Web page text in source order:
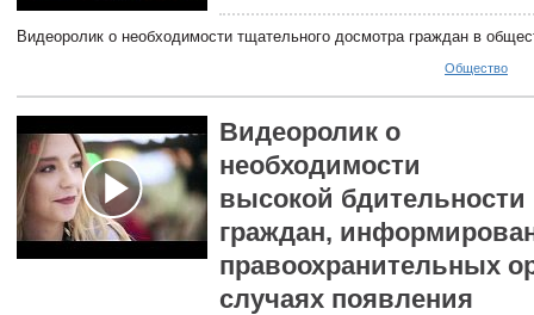
Видеоролик о необходимости тщательного досмотра граждан в
Общество
Видеоролик о
необходимости
высокой бдительности
граждан,
правоохранительных
случаях появления